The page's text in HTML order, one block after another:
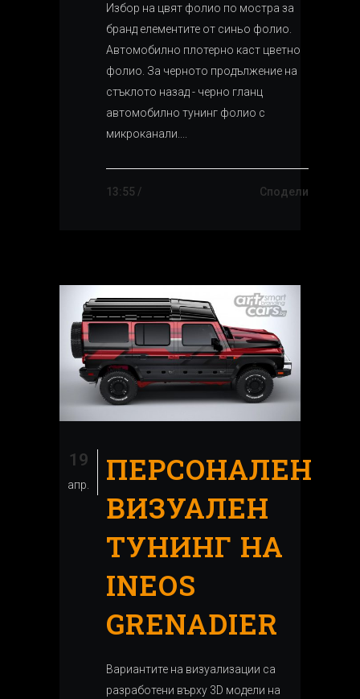
Избор на цвят фолио по мостра за
бранд елементите от синьо фолио.
Автомобилно плотерно каст цветно
фолио. За черното продължение на
стъклото назад - черно гланц
автомобилно тунинг фолио с
микроканали....
13:55 / Сподели
19
апр.
ПЕРСОНАЛЕН
ВИЗУАЛЕН
ТУНИНГ НА
INEOS
GRENADIER
Вариантите на визуализации са
разработени върху 3D модели на